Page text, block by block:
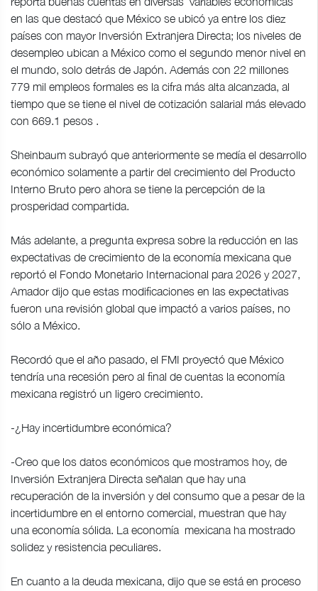
en las que destacó que México se ubicó ya entre los diez
países con mayor Inversión Extranjera Directa; los niveles de
desempleo ubican a México como el segundo menor nivel en
el mundo, solo detrás de Japón. Además con 22 millones
779 mil empleos formales es la cifra más alta alcanzada, al
tiempo que se tiene el nivel de cotización salarial más elevado
con 669.1 pesos .
Sheinbaum subrayó que anteriormente se medía el desarrollo
económico solamente a partir del crecimiento del Producto
Interno Bruto pero ahora se tiene la percepción de la
prosperidad compartida.
Más adelante, a pregunta expresa sobre la reducción en las
expectativas de crecimiento de la economía mexicana que
reportó el Fondo Monetario Internacional para 2026 y 2027,
Amador dijo que estas modificaciones en las expectativas
fueron una revisión global que impactó a varios países, no
sólo a México.
Recordó que el año pasado, el FMI proyectó que México
tendría una recesión pero al final de cuentas la economía
mexicana registró un ligero crecimiento.
-¿Hay incertidumbre económica?
-Creo que los datos económicos que mostramos hoy, de
Inversión Extranjera Directa señalan que hay una
recuperación de la inversión y del consumo que a pesar de la
incertidumbre en el entorno comercial, muestran que hay
una economía sólida. La economía mexicana ha mostrado
solidez y resistencia peculiares.
En cuanto a la deuda mexicana, dijo que se está en proceso